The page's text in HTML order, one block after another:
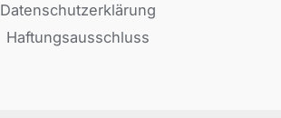
Datenschutzerklärung
Haftungsausschluss